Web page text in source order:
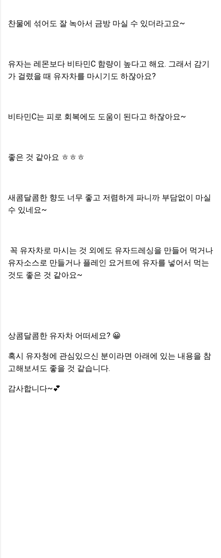
찬물에 섞어도 잘 녹아서 금방 마실 수 있더라고요~
유자는 레몬보다 비타민C 함량이 높다고 해요. 그래서 감기
가 걸렸을 때 유자차를 마시기도 하잖아요?
비타민C는 피로 회복에도 도움이 된다고 하잖아요~
좋은 것 같아요 ㅎㅎㅎ
새콤달콤한 향도 너무 좋고 저렴하게 파니까 부담없이 마실
수 있네요~
꼭 유자차로 마시는 것 외에도 유자드레싱을 만들어 먹거나
유자소스로 만들거나 플레인 요거트에 유자를 넣어서 먹는
것도 좋은 것 같아요~
상콤달콤한 유자차 어떠세요? 😀
혹시 유자청에 관심있으신 분이라면 아래에 있는 내용을 참
고해보셔도 좋을 것 같습니다.
감사합니다~💕